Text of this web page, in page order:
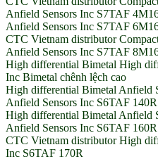
Anfield Sensors Inc S7TAF
Anfield Sensors Inc S7TAF
CTC Vietnam distributor
Anfield Sensors Inc S7TAF
High differential Bimetal High
Inc Bimetal chênh lệch cao
High differential Bimetal Anfield
Anfield Sensors Inc S6TAF 140R
High differential Bimetal Anfield
Anfield Sensors Inc S6TAF 160R
CTC Vietnam distributor High
Inc S6TAF 170R